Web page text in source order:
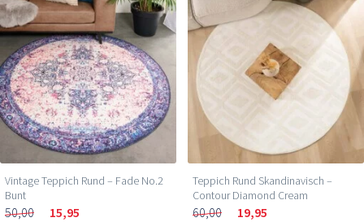
Vintage Teppich Rund – Fade No.2
Bunt
50,00 15,95
Teppich Rund Skandinavisch –
Contour Diamond Cream
60,00 19,95